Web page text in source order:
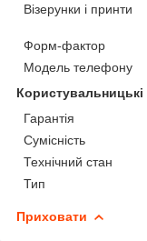
Візерунки і принти
Форм-фактор
Модель телефону
Користувальницькі
Гарантія
Сумісність
Технічний стан
Тип
Приховати